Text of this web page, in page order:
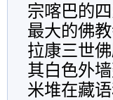
宗喀巴的
最大的佛
拉康三世
其白色外
米堆在藏